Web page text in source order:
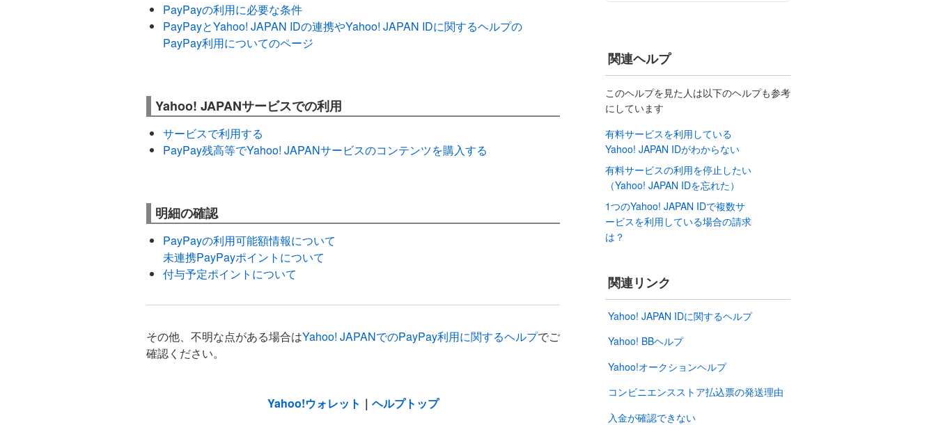
PayPayの利用に必要な条件
PayPayとYahoo! JAPAN IDの連携やYahoo! JAPAN IDに関するヘルプの
PayPay利用についてのページ
Yahoo! JAPANサービスでの利用
サービスで利用する
PayPay残高等でYahoo! JAPANサービスのコンテンツを購入する
明細の確認
PayPayの利用可能額情報について
未連携PayPayポイントについて
付与予定ポイントについて
その他、不明な点がある場合はYahoo! JAPANでのPayPay利用に関するヘルプでご
確認ください。
Yahoo!ウォレット ｜ ヘルプトップ
関連ヘルプ
このヘルプを見た人は以下のヘルプも参考
にしています
有料サービスを利用している
Yahoo! JAPAN IDがわからない
有料サービスの利用を停止したい
（Yahoo! JAPAN IDを忘れた）
1つのYahoo! JAPAN IDで複数サ
ービスを利用している場合の請求
は？
関連リンク
Yahoo! JAPAN IDに関するヘルプ
Yahoo! BBヘルプ
Yahoo!オークションヘルプ
コンビニエンスストア払込票の発送理由
入金が確認できない